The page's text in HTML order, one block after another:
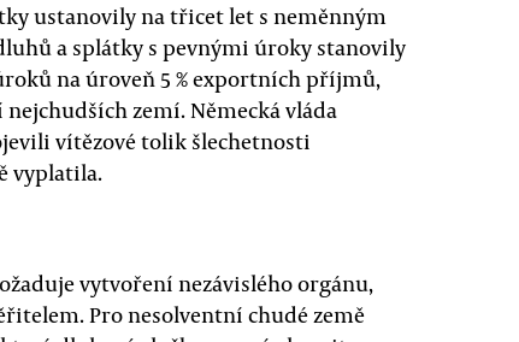
ustanovily na třicet let s neměnným
a splátky s pevnými úroky stanovily
na úroveň 5 % exportních příjmů,
zemí. Německá vláda
vítězové tolik šlechetnosti
vyplatila.
vytvoření nezávislého orgánu,
Pro nesolventní chudé země